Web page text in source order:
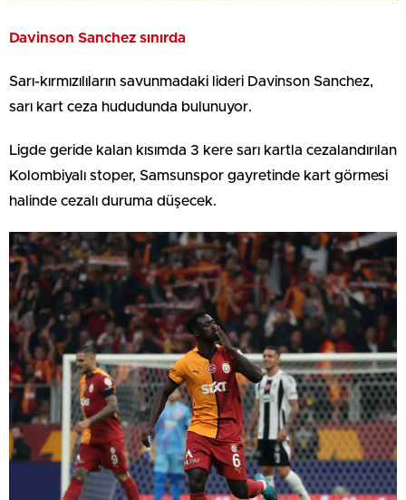
Davinson Sanchez sınırda
Sarı-kırmızılıların savunmadaki lideri Davinson Sanchez,
sarı kart ceza hududunda bulunuyor.
Ligde geride kalan kısımda 3 kere sarı kartla cezalandırılan
Kolombiyalı stoper, Samsunspor gayretinde kart görmesi
halinde cezalı duruma düşecek.